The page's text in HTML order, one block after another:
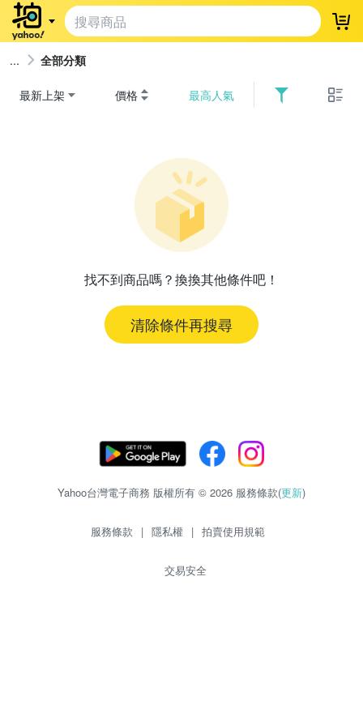
登
全部分類
最新上架 價格 最高人氣
找不到商品嗎？換換其他條件吧！
清除條件再搜尋
Yahoo台灣電子商務 版權所有 © 2026 服務條款(更新)
服務條款 | 隱私權 | 拍賣使用規範
交易安全